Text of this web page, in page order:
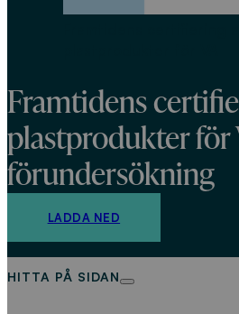
Framtidens
plastprodukter för
förundersökning
LADDA NED
HITTA PÅ SIDAN